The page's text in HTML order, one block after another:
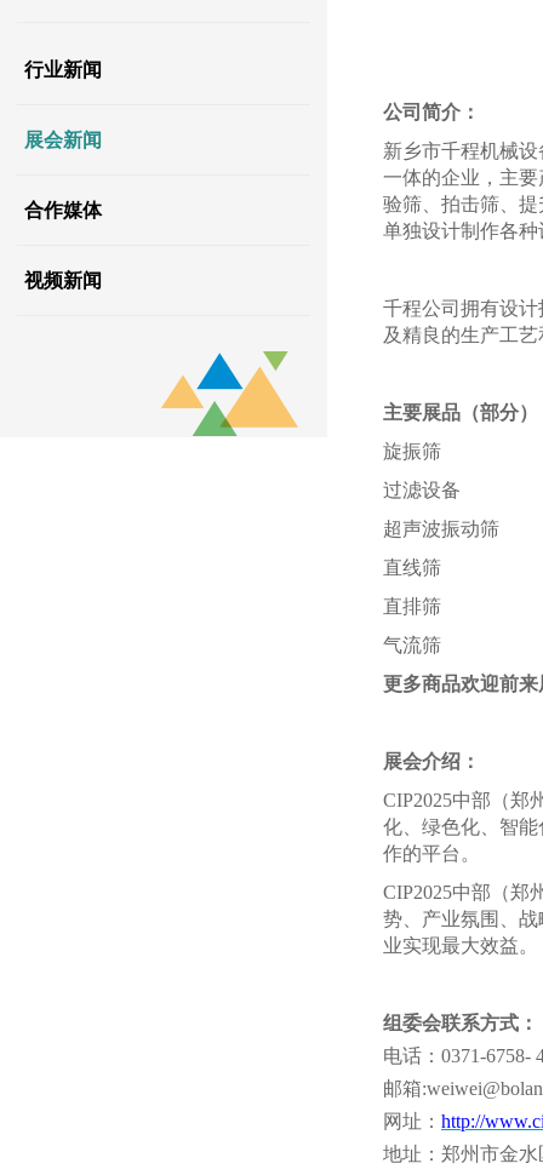
公司简介：
新乡市千程机械
一体的企业，主
验筛、拍击筛、
单独设计制作各
千程公司拥有设
及精良的生产工
主要展品（部分）
旋振筛
过滤设备
超声波振动筛
直线筛
直排筛
气流筛
更多商品欢迎前
展会介绍：
CIP2025中部（郑
化、绿色化、智
作的平台。
CIP2025中部（郑
势、产业氛围、
业实现最大效益。
组委会联系方式：
电话： 0371-6758-
邮箱
网址： http://
地址：郑州市金
行业新闻
展会新闻
合作媒体
视频新闻